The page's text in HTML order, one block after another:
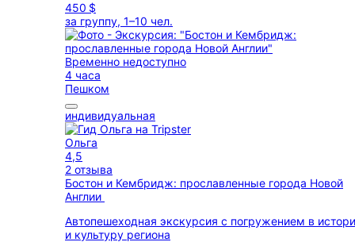
450 $
за группу, 1–10 чел.
Временно недоступно
4 часа
Пешком
индивидуальная
Ольга
4,5
2 отзыва
Бостон и Кембридж: прославленные города Новой
Англии
Автопешеходная экскурсия с погружением в
и культуру региона